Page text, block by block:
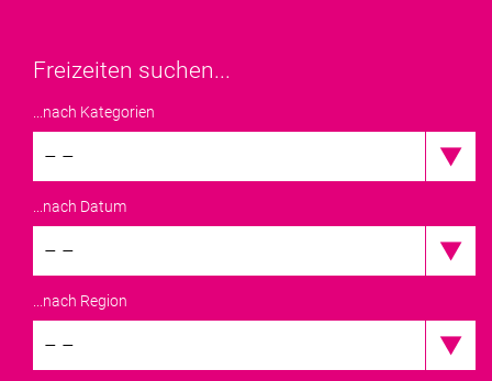
Freizeiten suchen...
...nach Kategorien
– –
...nach Datum
– –
...nach Region
– –